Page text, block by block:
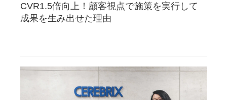
CVR1.5倍向上！顧客視点で施策を実行して
成果を生み出せた理由